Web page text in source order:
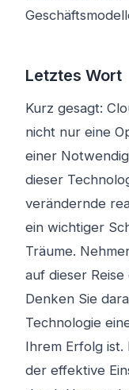
Letztes Wort
Kurz gesagt:
nicht nur eine
einer
dieser
verändernde
ein wichtiger
Träume.
auf dieser
Denken Sie
Technologie
Ihrem Erfolg ist.
der effektive